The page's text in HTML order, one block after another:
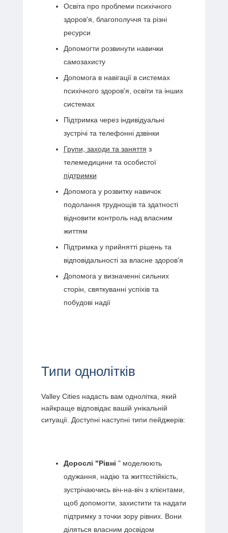
Освіта про проблеми психічного
здоров'я, благополуччя та різні
ресурси
Допомогти розвинути навички
самозахисту
Допомога в навігації в системах
психічного здоров'я, освіти та інших
системах
Підтримка через індивідуальні
зустрічі та телефонні дзвінки
Групи, заходи та заняття з
телемедицини та особистої
підтримки
Допомога у розвитку навичок
подолання труднощів та здатності
відновити контроль над власним
життям
Підтримка у прийнятті рішень та
відповідальності за власне здоров'я
Допомога у визначенні сильних
сторін, святкуванні успіхів та
побудові надії
Типи однолітків
Valley Cities надасть вам однолітка, який
найкраще відповідає вашій унікальній
ситуації. Доступні наступні типи пейджерів:
Дорослі "Рівні " моделюють
одужання, надію та життєстійкість,
зустрічаючись віч-на-віч з клієнтами,
щоб допомогти, захистити та надати
підтримку з точки зору рівних. Вони
діляться власним досвідом